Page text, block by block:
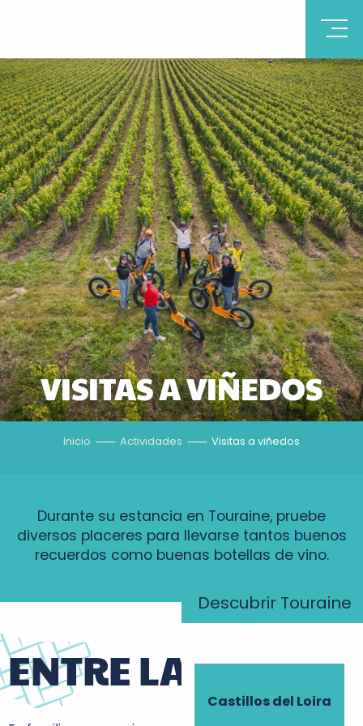
Descubrir Touraine
Castillos del Loira
VISITAS A VIÑEDOS
Inicio Actividades Visitas a viñedos
Durante su estancia en Touraine, pruebe
diversos placeres para llevarse tantos buenos
recuerdos como buenas botellas de vino.
ENTRE LAS VIÑAS